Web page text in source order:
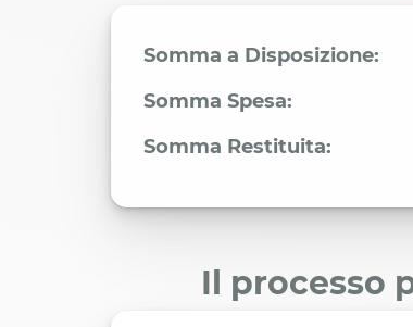
Somma a Disposizione:
Somma Spesa:
Somma Restituita:
Il processo